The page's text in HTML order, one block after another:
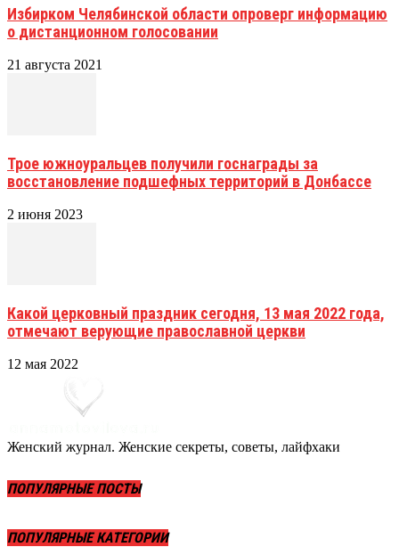
Избирком Челябинской области опроверг информацию
о дистанционном голосовании
21 августа 2021
Трое южноуральцев получили госнаграды за
восстановление подшефных территорий в Донбассе
2 июня 2023
Какой церковный праздник сегодня, 13 мая 2022 года,
отмечают верующие православной церкви
12 мая 2022
Женский журнал. Женские секреты, советы, лайфхаки
ПОПУЛЯРНЫЕ ПОСТЫ
ПОПУЛЯРНЫЕ КАТЕГОРИИ